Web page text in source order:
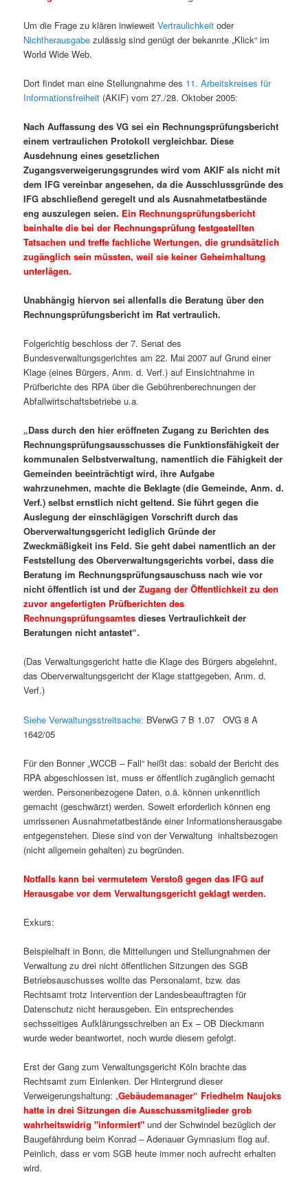
Um die Frage zu klären inwieweitVertraulichkeit oder
Nichtherausgabe zulässig sind genügt der bekannte „Klick“ im
World Wide Web.
Dort findet man eine Stellungnahme des 11. Arbeitskreises für
Informationsfreiheit (AKIF) vom 27./28. Oktober 2005:
Nach Auffassung des VG sei ein Rechnungsprüfungsbericht
einem vertraulichen Protokoll vergleichbar. Diese
Ausdehnung eines gesetzlichen
Zugangsverweigerungsgrundes wird vom AKIF als nicht mit
dem IFG vereinbar angesehen, da die Ausschlussgründe des
IFG abschließend geregelt und als Ausnahmetatbestände
eng auszulegen seien. Ein Rechnungsprüfungsbericht
beinhalte die bei der Rechnungsprüfung festgestellten
Tatsachen und treffe fachliche Wertungen, die grundsätzlich
zugänglich sein müssten, weil sie keiner Geheimhaltung
unterlägen.
Unabhängig hiervon sei allenfalls die Beratung über den
Rechnungsprüfungsbericht im Rat vertraulich.
Folgerichtig beschloss der 7. Senat des
Bundesverwaltungsgerichtes am 22. Mai 2007 auf Grund einer
Klage (eines Bürgers, Anm. d. Verf.) auf Einsichtnahme in
Prüfberichte des RPA über die Gebührenberechnungen der
Abfallwirtschaftsbetriebe u.a.
„Dass durch den hier eröffneten Zugang zu Berichten des
Rechnungsprüfungsausschusses die Funktionsfähigkeit der
kommunalen Selbstverwaltung, namentlich die Fähigkeit der
Gemeinden beeinträchtigt wird, ihre Aufgabe
wahrzunehmen, machte die Beklagte (die Gemeinde, Anm. d.
Verf.) selbst ernstlich nicht geltend. Sie führt gegen die
Auslegung der einschlägigen Vorschrift durch das
Oberverwaltungsgericht lediglich Gründe der
Zweckmäßigkeit ins Feld. Sie geht dabei namentlich an der
Feststellung des Oberverwaltungsgerichts vorbei, dass die
Beratung im Rechnungsprüfungsauschuss nach wie vor
nicht öffentlich ist und derZugang der Öffentlichkeit zu den
zuvor angefertigten Prüfberichten des
Rechnungsprüfungsamtes dieses Vertraulichkeit der
Beratungen nicht antastet“.
(Das Verwaltungsgericht hatte die Klage des Bürgers abgelehnt,
das Oberverwaltungsgericht der Klage stattgegeben, Anm. d.
Verf.)
Siehe Verwaltungsstreitsache: BVerwG 7 B 1.07 OVG 8 A
1642/05
Für den Bonner „WCCB – Fall“ heißt das: sobald der Bericht des
RPA abgeschlossen ist, muss er öffentlich zugänglich gemacht
werden. Personenbezogene Daten, o.ä. können unkenntlich
gemacht (geschwärzt) werden. Soweit erforderlich können eng
umrissenen Ausnahmetatbestände einer Informationsherausgabe
entgegenstehen. Diese sind von der Verwaltung inhaltsbezogen
(nicht allgemein gehalten) zu begründen.
Notfalls kann bei vermutetem Verstoß gegen das IFG auf
Herausgabe vor dem Verwaltungsgericht geklagt werden.
Exkurs:
Beispielhaft in Bonn, die Mitteilungen und Stellungnahmen der
Verwaltung zu drei nicht öffentlichen Sitzungen des SGB
Betriebsauschusses wollte das Personalamt, bzw. das
Rechtsamt trotz Intervention der Landesbeauftragten für
Datenschutz nicht herausgeben. Ein entsprechendes
sechsseitiges Aufklärungsschreiben an Ex – OB Dieckmann
wurde weder beantwortet, noch wurde diesem gefolgt.
Erst der Gang zum Verwaltungsgericht Köln brachte das
Rechtsamt zum Einlenken. Der Hintergrund dieser
Verweigerungshaltung: „Gebäudemanager“ Friedhelm Naujoks
hatte in drei Sitzungen die Ausschussmitglieder grob
wahrheitswidrig "informiert"und der Schwindel bezüglich der
Baugefährdung beim Konrad – Adenauer Gymnasium flog auf.
Peinlich, dass er vom SGB heute immer noch aufrecht erhalten
wird.